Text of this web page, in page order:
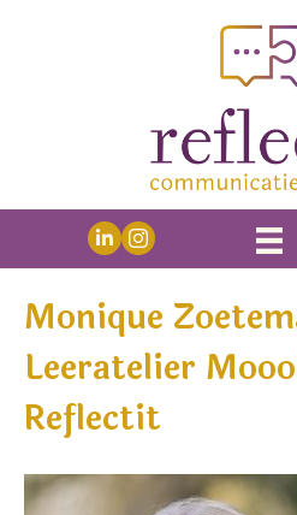
Monique
Leeratelier
Reflectit